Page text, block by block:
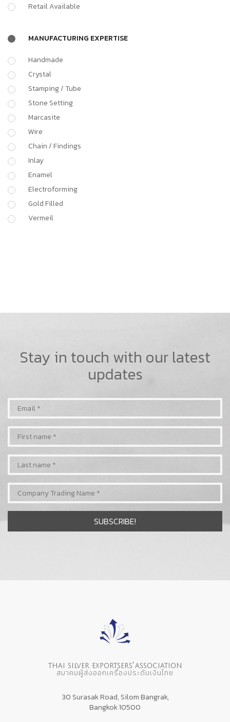
Retail Available
MANUFACTURING EXPERTISE
Handmade
Crystal
Stamping / Tube
Stone Setting
Marcasite
Wire
Chain / Findings
Inlay
Enamel
Electroforming
Gold Filled
Vermeil
Stay in touch with our latest
updates
THAI SILVER EXPORTSERS' ASSOCIATION
สมาคมผู้ส่งออกเครื่องประดับเงินไทย
30 Surasak Road, Silom Bangrak,
Bangkok 10500